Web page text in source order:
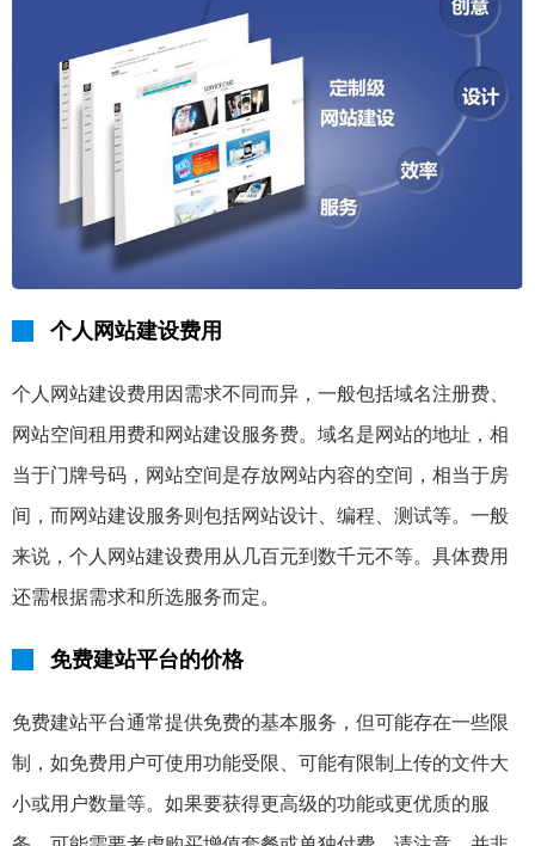
个人网站建设费用
个人网站建设费用因需求不同而异，一般包括域名注册费、
网站空间租用费和网站建设服务费。域名是网站的地址，相
当于门牌号码，网站空间是存放网站内容的空间，相当于房
间，而网站建设服务则包括网站设计、编程、测试等。一般
来说，个人网站建设费用从几百元到数千元不等。具体费用
还需根据需求和所选服务而定。
免费建站平台的价格
免费建站平台通常提供免费的基本服务，但可能存在一些限
制，如免费用户可使用功能受限、可能有限制上传的文件大
小或用户数量等。如果要获得更高级的功能或更优质的服